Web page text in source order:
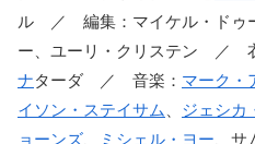
ル ／ 編集：マイケル・ドゥ
ー、ユーリ・クリステン ／
ナターダ ／ 音楽： マーク・
イソン・ステイサム
ジェシカ
ョーンズ
ミシェル・ヨー 、